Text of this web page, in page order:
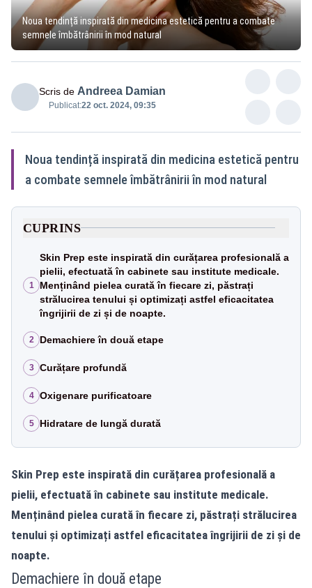
Noua tendință inspirată din medicina estetică pentru a combate
semnele îmbătrânirii în mod natural
Scris de Andreea Damian
Publicat:22 oct. 2024, 09:35
Noua tendință inspirată din medicina estetică pentru
a combate semnele îmbătrânirii în mod natural
CUPRINS
1
Skin Prep este inspirată din curățarea profesională a
pielii, efectuată în cabinete sau institute medicale.
Menținând pielea curată în fiecare zi, păstrați
strălucirea tenului și optimizați astfel eficacitatea
îngrijirii de zi și de noapte.
2 Demachiere în două etape
3 Curățare profundă
4 Oxigenare purificatoare
5 Hidratare de lungă durată
Skin Prep este inspirată din curățarea profesională a
pielii, efectuată în cabinete sau institute medicale.
Menținând pielea curată în fiecare zi, păstrați strălucirea
tenului și optimizați astfel eficacitatea îngrijirii de zi și de
noapte.
Demachiere în două etape